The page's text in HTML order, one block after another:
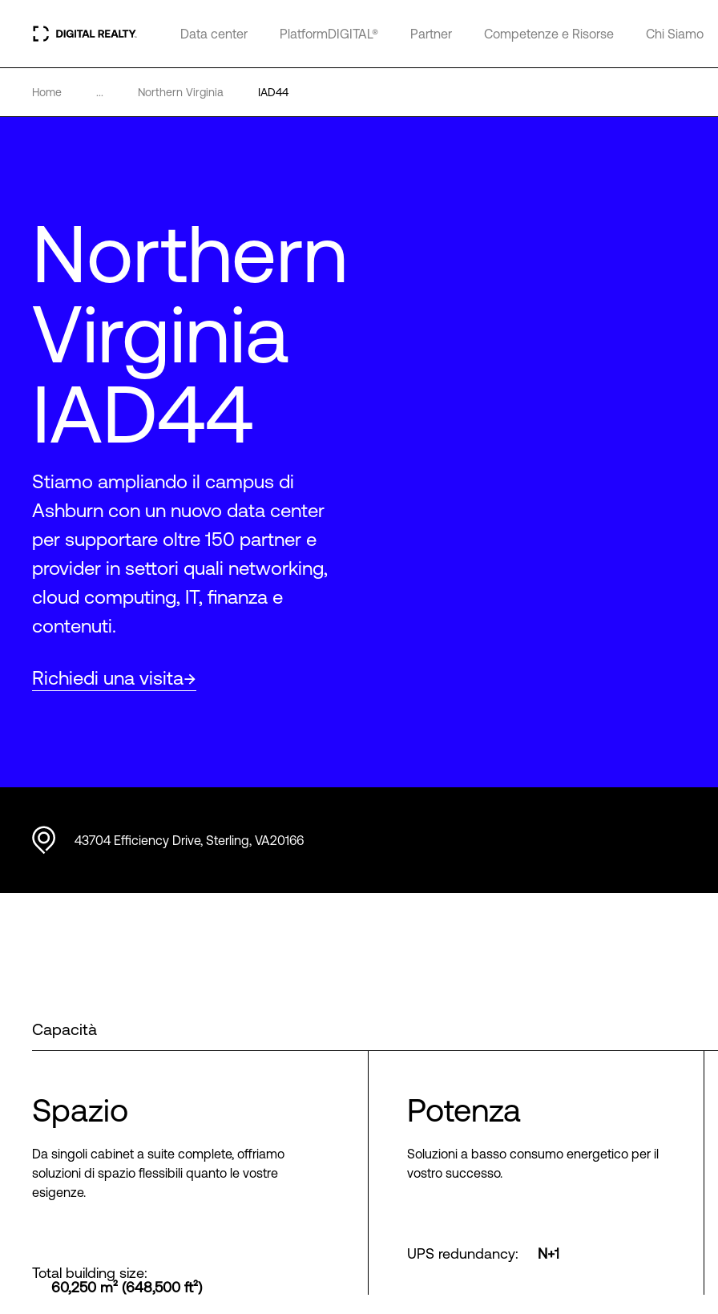
Data center PlatformDIGITAL® Partner Competenze e Risorse Chi Siamo
Home ... Northern Virginia IAD44
Northern
Virginia
IAD44
Stiamo ampliando il campus di
Ashburn con un nuovo data center
per supportare oltre 150 partner e
provider in settori quali networking,
cloud computing, IT, finanza e
contenuti.
Richiedi una visita
43704 Efficiency Drive, Sterling, VA20166
Capacità
Spazio
Da singoli cabinet a suite complete, offriamo
soluzioni di spazio flessibili quanto le vostre
esigenze.
Total building size:
60,250 m² (648,500 ft²)
Potenza
Soluzioni a basso consumo energetico per il
vostro successo.
UPS redundancy: N+1